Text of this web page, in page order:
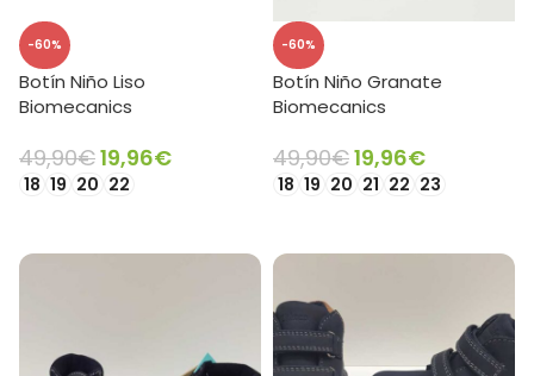
-60%
Botín Niño Liso
Biomecanics
49,90€19,96€
18 19 20 22
-60%
Botín Niño Granate
Biomecanics
49,90€19,96€
18 19 20 21 22 23